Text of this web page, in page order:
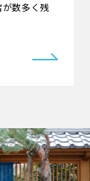
数多く残